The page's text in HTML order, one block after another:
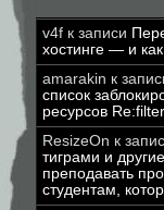
v4f к записи
хостинге — и
amarakin к
список
ресурсов Re:filter
ResizeOn к
тиграми и
преподавать
студентам,